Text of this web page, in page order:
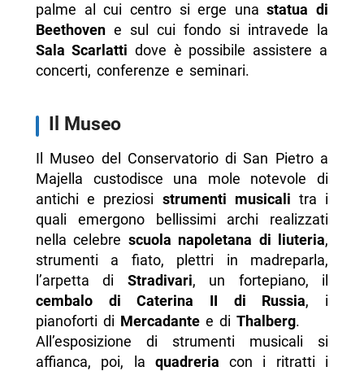
palme al cui centro si erge unastatua di
Beethovene sul cui fondo si intravede la
Sala Scarlatti dove è possibile assistere a
concerti, conferenze e seminari.
Il Museo
Il Museo del Conservatorio di San Pietro a
Majella custodisce una mole notevole di
antichi e preziosi strumenti musicali tra i
quali emergono bellissimi archi realizzati
nella celebre scuola napoletana di liuteria,
strumenti a fiato, plettri in madreparla,
l’arpetta di Stradivari, un fortepiano, il
cembalo di Caterina II di Russia, i
pianoforti di Mercadantee di Thalberg.
All’esposizione di strumenti musicali si
affianca, poi, la quadreria con i ritratti i